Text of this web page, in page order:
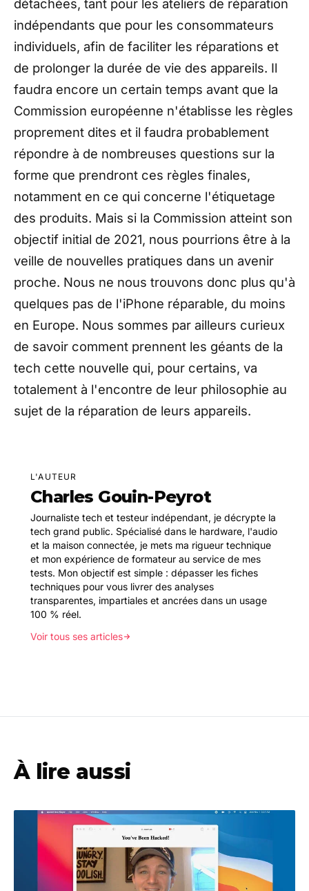
détachées, tant pour les ateliers de réparation
indépendants que pour les consommateurs
individuels, afin de faciliter les réparations et
de prolonger la durée de vie des appareils. Il
faudra encore un certain temps avant que la
Commission européenne n'établisse les règles
proprement dites et il faudra probablement
répondre à de nombreuses questions sur la
forme que prendront ces règles finales,
notamment en ce qui concerne l'étiquetage
des produits. Mais si la Commission atteint son
objectif initial de 2021, nous pourrions être à la
veille de nouvelles pratiques dans un avenir
proche. Nous ne nous trouvons donc plus qu'à
quelques pas de l'iPhone réparable, du moins
en Europe. Nous sommes par ailleurs curieux
de savoir comment prennent les géants de la
tech cette nouvelle qui, pour certains, va
totalement à l'encontre de leur philosophie au
sujet de la réparation de leurs appareils.
L'AUTEUR
Charles Gouin-Peyrot
Journaliste tech et testeur indépendant, je décrypte la
tech grand public. Spécialisé dans le hardware, l'audio
et la maison connectée, je mets ma rigueur technique
et mon expérience de formateur au service de mes
tests. Mon objectif est simple : dépasser les fiches
techniques pour vous livrer des analyses
transparentes, impartiales et ancrées dans un usage
100 % réel.
Voir tous ses articles
À lire aussi